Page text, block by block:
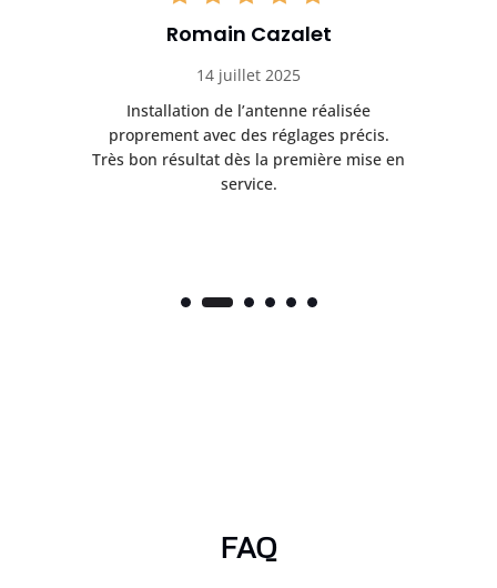
Romain Cazalet
14 juillet 2025
Installation de l’antenne réalisée
proprement avec des réglages précis.
Très bon résultat dès la première mise en
service.
FAQ